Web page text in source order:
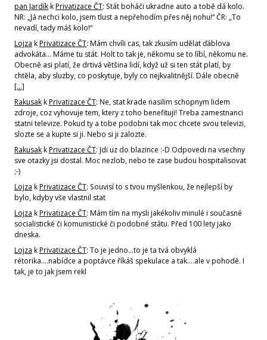
pan JardíkkPrivatizace ČT: Stát boháči ukradne auto a tobě dá kolo.
NR: „Já nechci kolo, jsem tlust a nepřehodím přes něj nohu!“ ČR: „To
nevadí, tady máš kolo!“
Lojza kPrivatizace ČT: Mám chvíli cas, tak zkusím udělat ďáblova
advokáta... Máme tu stát. Holt to tak je, někomu se to líbí, někomu ne.
Obecně asi platí, že drtivá většina lidí, když už si ten stát platí, by
chtěla, aby sluzby, co poskytuje, byly co nejkvalitnější. Dále obecně
[…]
RakusakkPrivatizace ČT: Ne, stat krade nasilim schopnym lidem
zdroje, coz vyhovuje tem, ktery z toho benefituji! Treba zamestnanci
statni televize. Pokud ty a tobe podobni tak moc chcete svou televizi,
slozte se a kupte si ji. Nebo si ji zalozte.
RakusakkPrivatizace ČT: Jdi uz do blazince :-D Odpovedi na vsechny
sve otazky jsi dostal. Moc nezlob, nebo te zase budou hospitalisovat
;-)
Lojza kPrivatizace ČT: Souvisí to s tvou myšlenkou, že nejlepší by
bylo, kdyby vše vlastnil stat
Lojza kPrivatizace ČT: Mám tím na mysli jakékoliv minulé i současné
socialistické či komunistické či podobné státu. Před 100 lety jako
dneska.
Lojza kPrivatizace ČT: To je jedno...to je ta tvá obvyklá
rétorika....nabídce a poptávce říkáš spekulace a tak....ale v pohodě. I
tak, je to jak jsem rekl